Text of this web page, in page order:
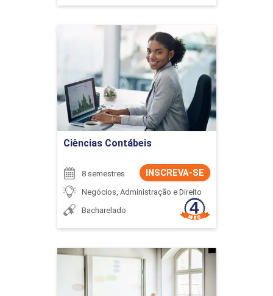
Ciências Contábeis
INSCREVA-SE
8 semestres
Negócios, Administração e Direito
Bacharelado
Ciências Contábeis
Detalhes do curso
Ir para Inscrição
Ciências Contábeis
Detalhes do curso